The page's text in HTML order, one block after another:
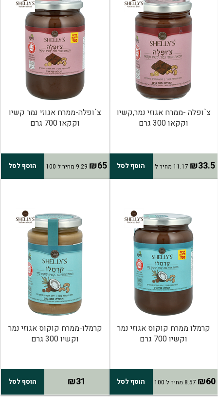
צ`ופלה -ממרח אגוזי נמר,קשיו
וקקאו 300 גרם
₪33.5 11.17 מחיר ל הוסף לסל
צ`ופלה-ממרח אגוזי נמר קשיו
וקקאו 700 גרם
₪65 9.29 מחיר ל 100 הוסף לסל
קרמלו ממרח קוקוס אגוזי נמר
וקשיו 700 גרם
₪60 8.57 מחיר ל 100 הוסף לסל
קרמלו-ממרח קוקוס אגוזי נמר
וקשיו 300 גרם
₪31 הוסף לסל